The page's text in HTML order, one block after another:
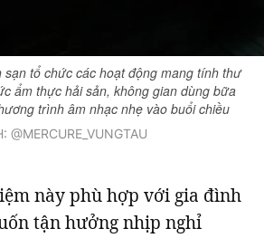
sạn tổ chức các hoạt động mang tính thư
ẩm thực hải sản, không gian dùng bữa
trình âm nhạc nhẹ vào buổi chiều
@MERCURE_VUNGTAU
này phù hợp với gia đình
tận hưởng nhịp nghỉ